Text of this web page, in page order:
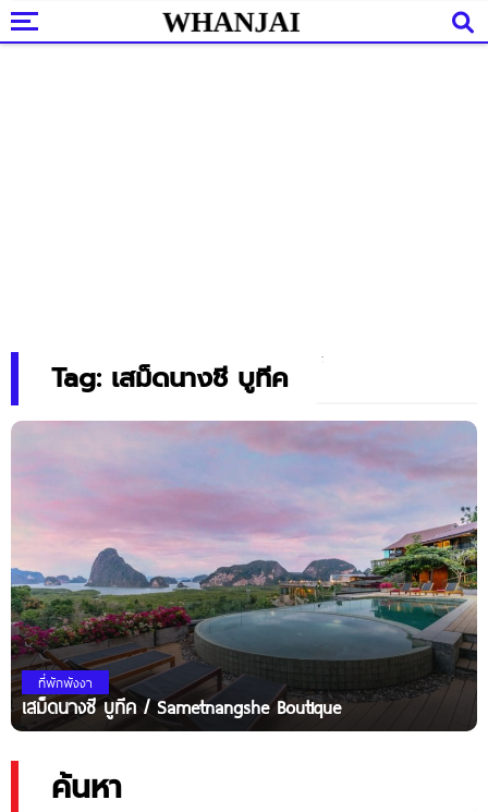
Tag: เสม็ดนางชี บูทีค
ที่พักพังงา
เสม็ดนางชี บูทีค / Sametnangshe Boutique
ค้นหา